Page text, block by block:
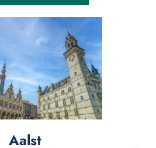
Aalst